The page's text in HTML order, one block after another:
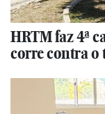
HRTM faz 4ª
corre contra o